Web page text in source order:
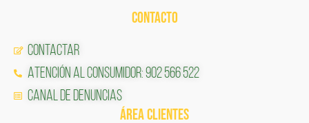
CONTACTO
Contactar
Atención al Consumidor: 902 566 522
Canal de Denuncias
ÁREA CLIENTES